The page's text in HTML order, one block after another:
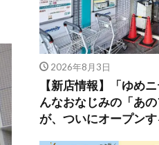
2026年8月3日
【新店情報】「ゆめ
んなおなじみの「あ
が、ついにオープン